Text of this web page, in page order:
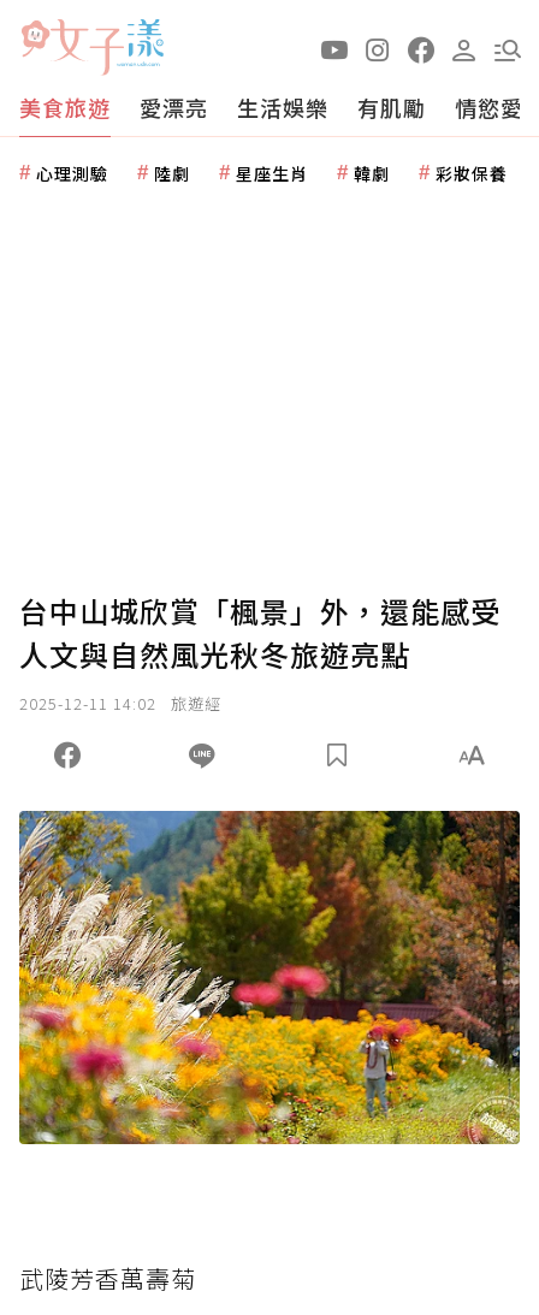
美食旅遊 愛漂亮 生活娛樂 有肌勵 情慾愛
心理測驗 陸劇 星座生肖 韓劇 彩妝保養
台中山城欣賞「楓景」外，還能感受
人文與自然風光秋冬旅遊亮點
2025-12-11 14:02 旅遊經
武陵芳香萬壽菊